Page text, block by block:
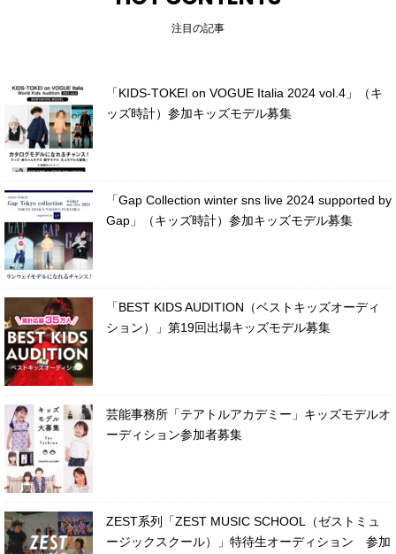
注目の記事
「KIDS-TOKEI on VOGUE Italia 2024 vol.4」（キ
ッズ時計）参加キッズモデル募集
「Gap Collection winter sns live 2024 supported by
Gap」（キッズ時計）参加キッズモデル募集
「BEST KIDS AUDITION（ベストキッズオーディ
ション）」第19回出場キッズモデル募集
芸能事務所「テアトルアカデミー」キッズモデルオ
ーディション参加者募集
ZEST系列「ZEST MUSIC SCHOOL（ゼストミュ
ージックスクール）」特待生オーディション 参加